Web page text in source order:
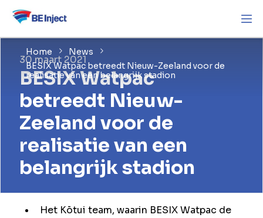
Home
News
BESIX Watpac betreedt Nieuw-Zeeland voor de
realisatie van een belangrijk stadion
30 maart 2021
BESIX Watpac
betreedt Nieuw-
Zeeland voor de
realisatie van een
belangrijk stadion
Het Kōtui team, waarin BESIX Watpac de